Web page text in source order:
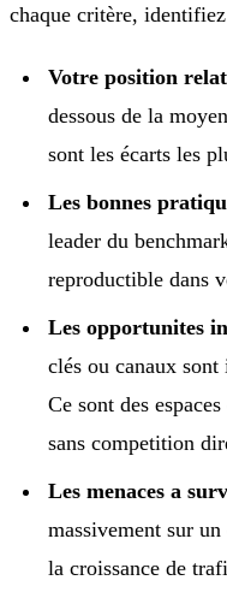
chaque critère,
Votre position
dessous de la
sont les écarts les
Les bonnes
leader du
reproductible dans
Les opportunites
clés ou canaux
Ce sont des
sans competition
Les menaces a
massivement sur
la croissance de